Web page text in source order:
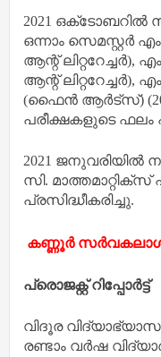
2021
ഒന്നാം സെമസ്റ്റർ
ആന്റ് ലിറ്ററേച്ചർ),
ആന്റ് ലിറ്ററേച്ചർ),
(ഫൈൻ ആർട്‌സ്)
പരീക്ഷകളുടെ ഫലം
2021 ജനുവരിയിൽ
സി.
പ്രസിദ്ധീകരിച്ചു.
കണ്ണൂർ
പ്രൊജക്റ്റ് റിപ്പോർട്ട്
വിദൂര
രണ്ടാം വർഷ